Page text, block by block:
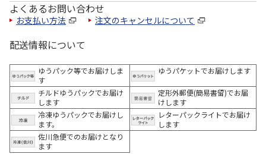
よくあるお問い合わせ
お支払い方法 注文のキャンセルについて
配送情報について
ゆうパック等でお届けしま
す
ゆうパケットでお届けします
チルドゆうパックでお届け
します
定形外郵便(簡易書留)でお届
けします
冷凍ゆうパックでお届けし
ます。
レターパックライトでお届け
します
佐川急便でのお届けとなり
ます